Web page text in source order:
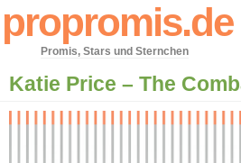
propromis.de
Promis, Stars und Sternchen
Katie Price – The